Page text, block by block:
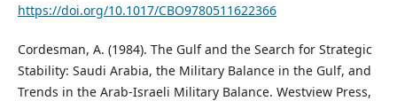
https://doi.org/10.1017/CBO9780511622366
Cordesman, A. (1984). The Gulf and the Search for Strategic
Stability: Saudi Arabia, the Military Balance in the Gulf, and
Trends in the Arab-Israeli Military Balance. Westview Press,